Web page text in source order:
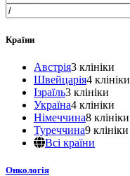
Країни
Австрія3 клініки
Швейцарія4 клініки
Ізраїль3 клініки
Україна4 клініки
Німеччина8 клініки
Туреччина9 клініки
Всі країни
Онкологія